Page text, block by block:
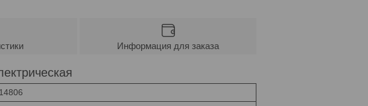
Информация для заказа